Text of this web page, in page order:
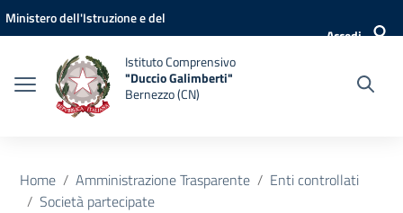
Vai ai contenuti
Vai al menu di navigazione
Vai al footer
Ministero dell'Istruzione e del
Accedi
Istituto Comprensivo
"Duccio Galimberti"
Bernezzo (CN)
Home Amministrazione Trasparente
Enti controllati
Società partecipate